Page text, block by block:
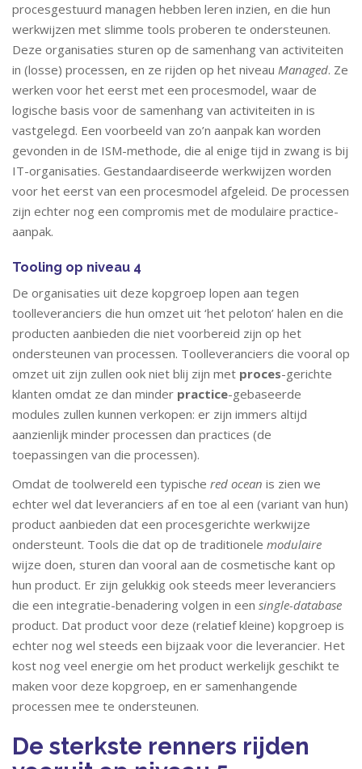
procesgestuurd managen hebben leren inzien, en die hun
werkwijzen met slimme tools proberen te ondersteunen.
Deze organisaties sturen op de samenhang van activiteiten
in (losse) processen, en ze rijden op het niveau Managed. Ze
werken voor het eerst met een procesmodel, waar de
logische basis voor de samenhang van activiteiten in is
vastgelegd. Een voorbeeld van zo’n aanpak kan worden
gevonden in de ISM-methode, die al enige tijd in zwang is bij
IT-organisaties. Gestandaardiseerde werkwijzen worden
voor het eerst van een procesmodel afgeleid. De processen
zijn echter nog een compromis met de modulaire practice-
aanpak.
Tooling op niveau 4
De organisaties uit deze kopgroep lopen aan tegen
toolleveranciers die hun omzet uit ‘het peloton’ halen en die
producten aanbieden die niet voorbereid zijn op het
ondersteunen van processen. Toolleveranciers die vooral op
omzet uit zijn zullen ook niet blij zijn met proces-gerichte
klanten omdat ze dan minder practice-gebaseerde
modules zullen kunnen verkopen: er zijn immers altijd
aanzienlijk minder processen dan practices (de
toepassingen van die processen).
Omdat de toolwereld een typische red ocean is zien we
echter wel dat leveranciers af en toe al een (variant van hun)
product aanbieden dat een procesgerichte werkwijze
ondersteunt. Tools die dat op de traditionele modulaire
wijze doen, sturen dan vooral aan de cosmetische kant op
hun product. Er zijn gelukkig ook steeds meer leveranciers
die een integratie-benadering volgen in een single-database
product. Dat product voor deze (relatief kleine) kopgroep is
echter nog wel steeds een bijzaak voor die leverancier. Het
kost nog veel energie om het product werkelijk geschikt te
maken voor deze kopgroep, en er samenhangende
processen mee te ondersteunen.
De sterkste renners rijden